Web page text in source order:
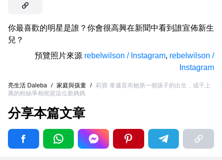
你最喜歡的明星是誰？你會很高興在新聞中看到誰宣佈新生
兒？
預覽照片來源 rebelwilson / Instagram, rebelwilson /
Instagram
亮生活 Daleba / 家庭與孩童 / 莉寶·韋遜宣布她第一個孩子的出生，成千上
萬的粉絲爭相祝賀這位新媽媽
分享本篇文章